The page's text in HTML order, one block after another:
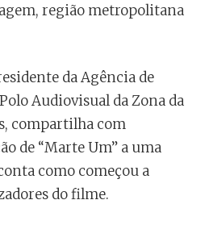
região metropolitana
da Agência de
Audiovisual da Zona da
compartilha com
de “Marte Um” a uma
como começou a
do filme.